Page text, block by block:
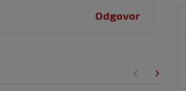
Odgovor